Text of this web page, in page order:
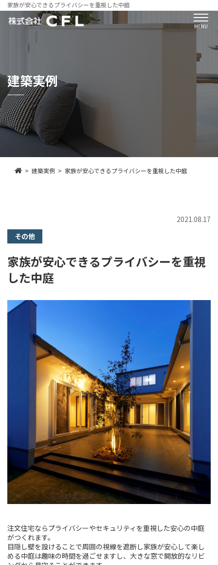
家族が安心できるプライバシーを重視した中庭
MENU
建築実例
建築実例 家族が安心できるプライバシーを重視した中庭
2021.08.17
その他
家族が安心できるプライバシーを重視
した中庭
注文住宅ならプライバシーやセキュリティを重視した安心の中庭
がつくれます。
目隠し壁を設けることで周囲の視線を遮断し家族が安心して楽し
める中庭は趣味の時間を過ごせますし、大きな窓で開放的なリビ